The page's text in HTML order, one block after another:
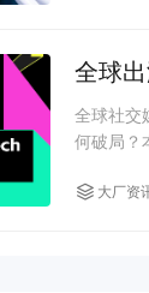
全球
全球社交
何破局？
大厂资